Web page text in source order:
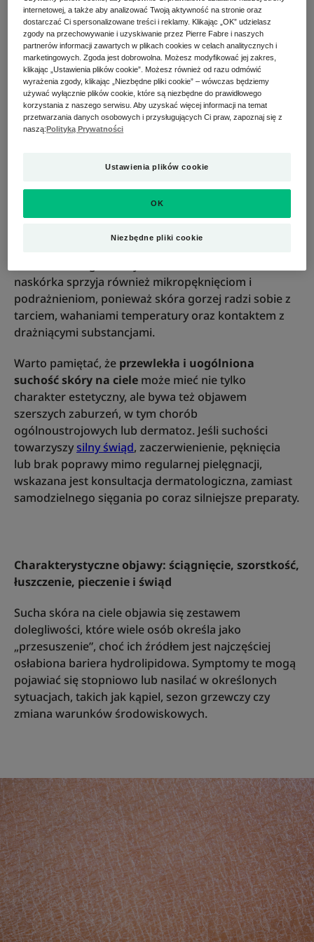
ochronie jej przed czynnikami zewnętrznymi.
W prawidłowo funkcjonującej skórze komórki
naskórka tworzą zwartą strukturę, a lipidy działają
jak spoiwo, które ograniczaprzeznaskórkową
utratę wody (TEWL)i wzmacnia barierę ochronną.
Gdy ilość lipidów i wody ulega zmniejszeniu, skóra
szybciej traci wilgoć i staje się bardziej podatna na
Zaburzona bariera hydrolipidowa sprawia, że
suchość skóry objawia się nie tylko uczuciem
ściągnięcia, ale także szorstkością, pieczeniem czy
naskórka sprzyja również mikropęknięciom i
podrażnieniom, ponieważ skóra gorzej radzi sobie z
tarciem, wahaniami temperatury oraz kontaktem z
drażniącymi substancjami.
Warto pamiętać, że przewlekła i uogólniona
suchość skóry na ciele może mieć nie tylko
charakter estetyczny, ale bywa też objawem
szerszych zaburzeń, w tym chorób
ogólnoustrojowych lub dermatoz. Jeśli suchości
towarzyszy silny świąd, zaczerwienienie, pęknięcia
lub brak poprawy mimo regularnej pielęgnacji,
wskazana jest konsultacja dermatologiczna, zamiast
samodzielnego sięgania po coraz silniejsze preparaty.
Charakterystyczne objawy: ściągnięcie, szorstkość,
łuszczenie, pieczenie i świąd
Sucha skóra na ciele objawia się zestawem
dolegliwości, które wiele osób określa jako
„przesuszenie”, choć ich źródłem jest najczęściej
osłabiona bariera hydrolipidowa. Symptomy te mogą
pojawiać się stopniowo lub nasilać w określonych
sytuacjach, takich jak kąpiel, sezon grzewczy czy
zmiana warunków środowiskowych.
internetowej, a także aby analizować Twoją aktywność na stronie oraz
dostarczać Ci spersonalizowane treści i reklamy. Klikając „OK” udzielasz
zgody na przechowywanie i uzyskiwanie przez Pierre Fabre i naszych
partnerów informacji zawartych w plikach cookies w celach analitycznych i
marketingowych. Zgoda jest dobrowolna. Możesz modyfikować jej zakres,
klikając „Ustawienia plików cookie”. Możesz również od razu odmówić
wyrażenia zgody, klikając „Niezbędne pliki cookie” – wówczas będziemy
używać wyłącznie plików cookie, które są niezbędne do prawidłowego
korzystania z naszego serwisu. Aby uzyskać więcej informacji na temat
przetwarzania danych osobowych i przysługujących Ci praw, zapoznaj się z
naszą:Polityką Prywatności
Ustawienia plików cookie
Niezbędne pliki cookie
OK